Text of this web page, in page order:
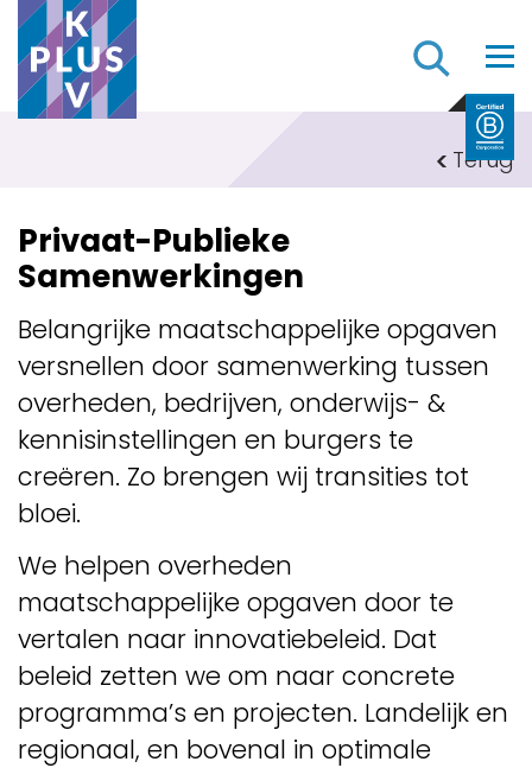
Terug
Privaat-Publieke
Samenwerkingen
Belangrijke maatschappelijke opgaven
versnellen door samenwerking tussen
overheden, bedrijven, onderwijs- &
kennisinstellingen en burgers te
creëren. Zo brengen wij transities tot
bloei.
We helpen overheden
maatschappelijke opgaven door te
vertalen naar innovatiebeleid. Dat
beleid zetten we om naar concrete
programma’s en projecten. Landelijk en
regionaal, en bovenal in optimale